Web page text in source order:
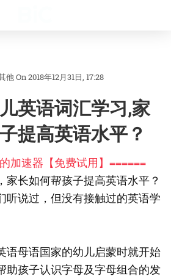
他On 2018年12月31日, 17:28
英语词汇学习,家
提高英语水平？
加速器【免费试用】======
家长如何帮孩子提高英语水平？
听说过，但没有接触过的英语学
母语国家的幼儿启蒙时就开始
助孩子认识字母及字母组合的发